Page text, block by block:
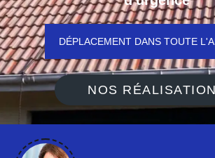
DÉPLACEMENT DANS TOUTE
NOS